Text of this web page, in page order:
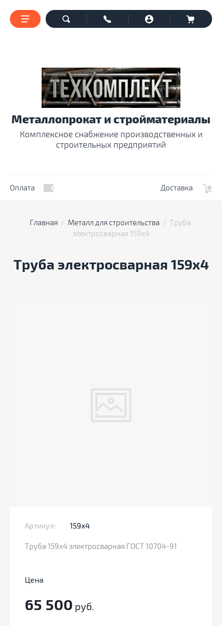
Оплата Доставка
Металлопрокат и стройматериалы
Комплексное снабжение производственных и
строительных предприятий
Главная
  /
Металл для строительства
  /  Труба
электросварная 159x4
Труба электросварная 159х4
Артикул: 159x4
Труба 159х4 электросварная ГОСТ 10704-91
Цена
65 500 руб.